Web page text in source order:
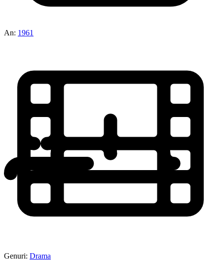
An: 1961
Genuri: Drama